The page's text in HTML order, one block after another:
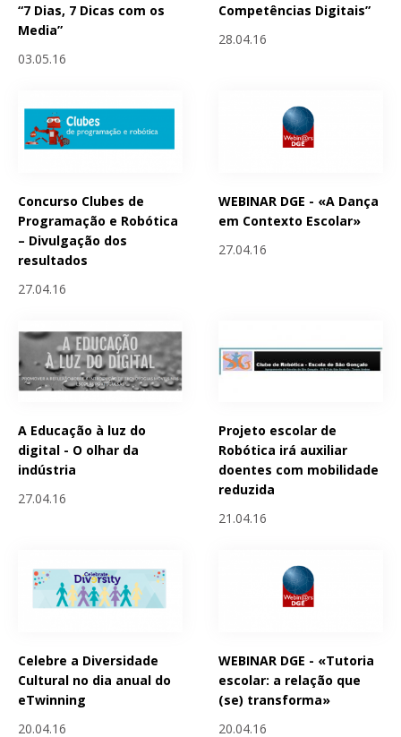
“7 Dias, 7 Dicas com os
Media”
03.05.16
Competências Digitais”
28.04.16
Concurso Clubes de
Programação e Robótica
– Divulgação dos
resultados
27.04.16
WEBINAR DGE - «A Dança
em Contexto Escolar»
27.04.16
A Educação à luz do
digital - O olhar da
indústria
27.04.16
Projeto escolar de
Robótica irá auxiliar
doentes com mobilidade
reduzida
21.04.16
Celebre a Diversidade
Cultural no dia anual do
eTwinning
20.04.16
WEBINAR DGE - «Tutoria
escolar: a relação que
(se) transforma»
20.04.16